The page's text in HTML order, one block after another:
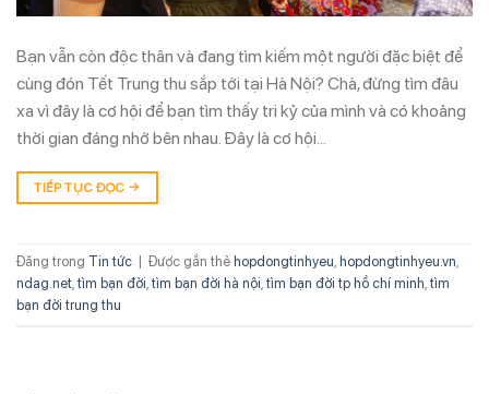
Bạn vẫn còn độc thân và đang tìm kiếm một người đặc biệt để
cùng đón Tết Trung thu sắp tới tại Hà Nội? Chà, đừng tìm đâu
xa vì đây là cơ hội để bạn tìm thấy tri kỷ của mình và có khoảng
thời gian đáng nhớ bên nhau. Đây là cơ hội…
TIẾP TỤC ĐỌC →
Đăng trong Tin tức Được gắn thẻ hopdongtinhyeu hopdongtinhyeu.vn
ndag.net tìm bạn đời tìm bạn đời hà nội tìm bạn đời tp hồ chí minh tìm
bạn đời trung thu